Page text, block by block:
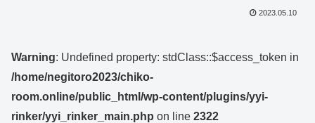
2023.05.10
Warning: Undefined property: stdClass::$access_token in
/home/negitoro2023/chiko-
room.online/public_html/wp-content/plugins/yyi-
rinker/yyi_rinker_main.php on line 2322